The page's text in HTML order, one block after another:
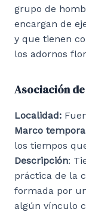
grupo de
encargan de
y que tienen
los adornos
Asociación
Localidad:
Marco
los tiempos
Descripción:
práctica de la
formada por
algún vínculo